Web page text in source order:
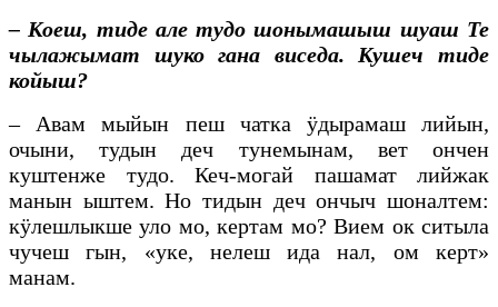
– Коеш, тиде але тудо шонымашыш шуаш Те
чылажымат шуко гана виседа. Кушеч тиде
койыш?
– Авам мыйын пеш чатка ӱдырамаш лийын,
очыни, тудын деч тунемынам, вет ончен
куштенже тудо. Кеч-могай пашамат лийжак
манын ыштем. Но тидын деч ончыч шоналтем:
кӱлешлыкше уло мо, кертам мо? Вием ок ситыла
чучеш гын, «уке, нелеш ида нал, ом керт»
манам.